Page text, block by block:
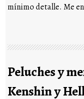
mínimo detalle. Me
Peluches y
Kenshin y